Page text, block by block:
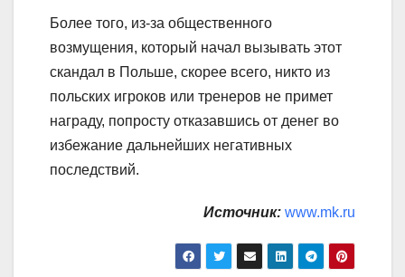
Более того, из-за общественного
возмущения, который начал вызывать этот
скандал в Польше, скорее всего, никто из
польских игроков или тренеров не примет
награду, попросту отказавшись от денег во
избежание дальнейших негативных
последствий.
Источник: www.mk.ru